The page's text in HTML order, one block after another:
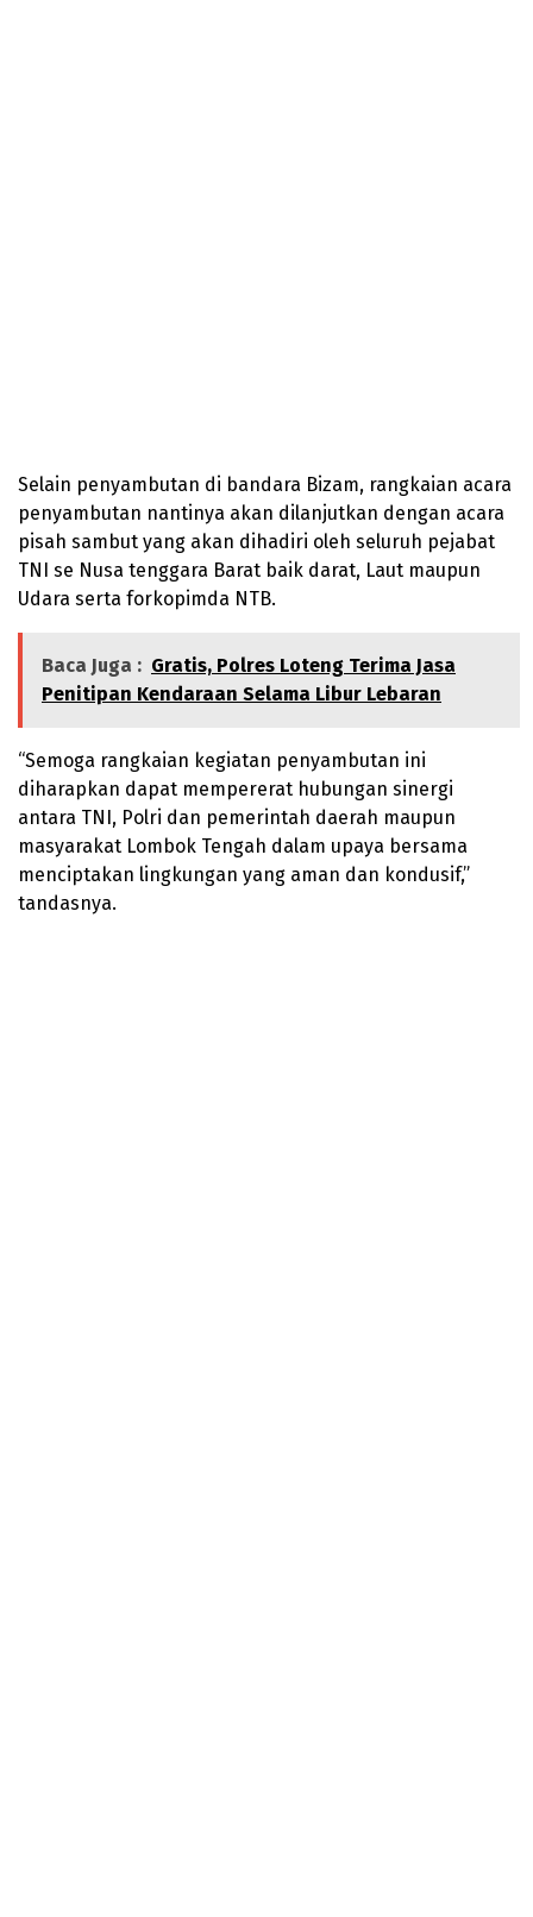
Selain penyambutan di bandara Bizam, rangkaian acara
penyambutan nantinya akan dilanjutkan dengan acara
pisah sambut yang akan dihadiri oleh seluruh pejabat
TNI se Nusa tenggara Barat baik darat, Laut maupun
Udara serta forkopimda NTB.
Baca Juga : Gratis, Polres Loteng Terima Jasa
Penitipan Kendaraan Selama Libur Lebaran
“Semoga rangkaian kegiatan penyambutan ini
diharapkan dapat mempererat hubungan sinergi
antara TNI, Polri dan pemerintah daerah maupun
masyarakat Lombok Tengah dalam upaya bersama
menciptakan lingkungan yang aman dan kondusif,”
tandasnya.